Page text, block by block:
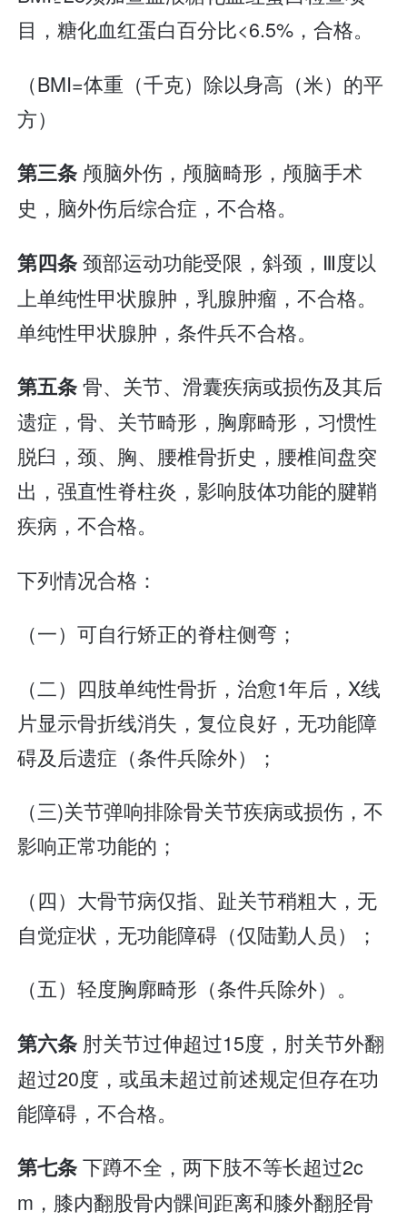
目，糖化血红蛋白百分比<6.5%，合格。
（BMI=体重（千克）除以身高（米）的平
方）
第三条 颅脑外伤，颅脑畸形，颅脑手术
史，脑外伤后综合症，不合格。
第四条颈部运动功能受限，斜颈，Ⅲ度以
上单纯性甲状腺肿，乳腺肿瘤，不合格。
单纯性甲状腺肿，条件兵不合格。
第五条骨、关节、滑囊疾病或损伤及其后
遗症，骨、关节畸形，胸廓畸形，习惯性
脱臼，颈、胸、腰椎骨折史，腰椎间盘突
出，强直性脊柱炎，影响肢体功能的腱鞘
疾病，不合格。
下列情况合格：
（一）可自行矫正的脊柱侧弯；
（二）四肢单纯性骨折，治愈1年后，X线
片显示骨折线消失，复位良好，无功能障
碍及后遗症（条件兵除外）；
（三)关节弹响排除骨关节疾病或损伤，不
影响正常功能的；
（四）大骨节病仅指、趾关节稍粗大，无
自觉症状，无功能障碍（仅陆勤人员）；
（五）轻度胸廓畸形（条件兵除外）。
第六条 肘关节过伸超过15度，肘关节外翻
超过20度，或虽未超过前述规定但存在功
能障碍，不合格。
第七条下蹲不全，两下肢不等长超过2c
m，膝内翻股骨内髁间距离和膝外翻胫骨